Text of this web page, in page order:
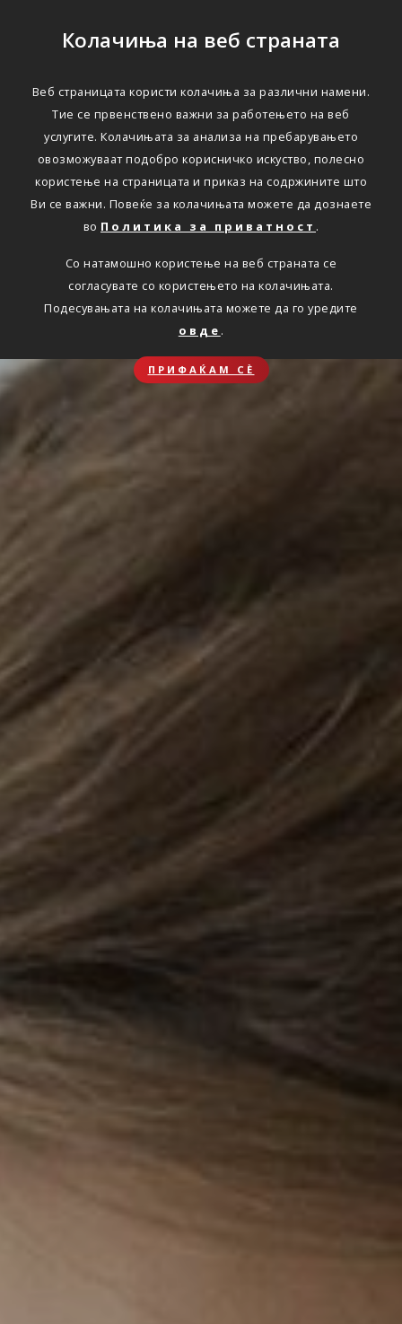
Колачиња на веб страната
Веб страницата користи колачиња за различни намени.
Тие се првенствено важни за работењето на веб
услугите. Колачињата за анализа на пребарувањето
овозможуваат подобро корисничко искуство, полесно
користење на страницата и приказ на содржините што
Ви се важни. Повеќе за колачињата можете да дознаете
во Политика за приватност .
Со натамошно користење на веб страната се
согласувате со користењето на колачињата.
Подесувањата на колачињата можете да го уредите
овде .
ПРИФАЌАМ СЀ